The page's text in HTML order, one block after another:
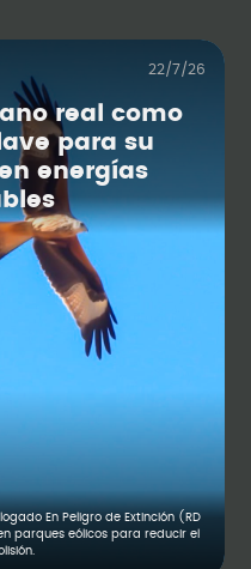
22/7/26
real como
para su
energías
En Peligro de Extinción (RD
parques eólicos para reducir el